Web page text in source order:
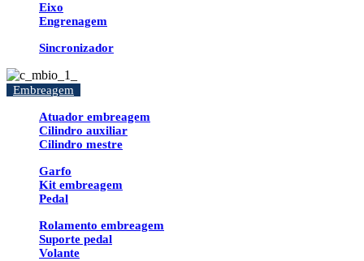
Eixo
Engrenagem
Sincronizador
Embreagem
Atuador embreagem
Cilindro auxiliar
Cilindro mestre
Garfo
Kit embreagem
Pedal
Rolamento embreagem
Suporte pedal
Volante